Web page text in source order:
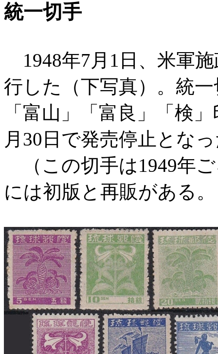
統一切手
1948年7月1日、米軍
行した（下写真）。統
「富山」「富良」「検
月30日で発売停止とな
（この切手は1949年
には初版と再販がある